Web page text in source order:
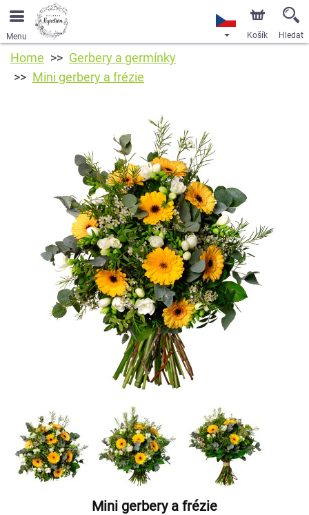
Menu Košík Hledat
Home
Gerbery a germínky
Mini gerbery a frézie
Mini gerbery a frézie